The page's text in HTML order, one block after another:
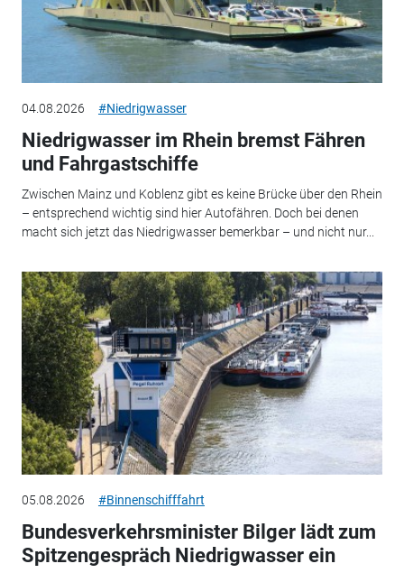
04.08.2026 #Niedrigwasser
Niedrigwasser im Rhein bremst Fähren
und Fahrgastschiffe
Zwischen Mainz und Koblenz gibt es keine Brücke über den Rhein
– entsprechend wichtig sind hier Autofähren. Doch bei denen
macht sich jetzt das Niedrigwasser bemerkbar – und nicht nur...
05.08.2026 #Binnenschifffahrt
Bundesverkehrsminister Bilger lädt zum
Spitzengespräch Niedrigwasser ein